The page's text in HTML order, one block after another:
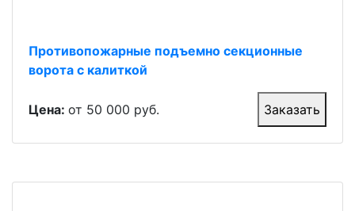
Противопожарные подъемно секционные
ворота с калиткой
Цена: от 50 000 руб. Заказать